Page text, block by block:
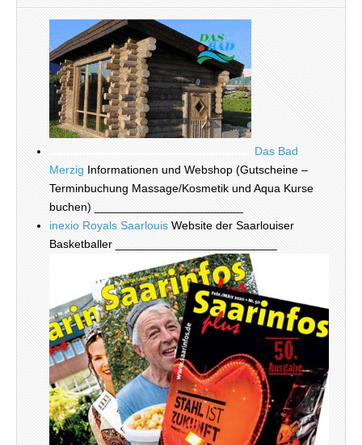
Das Bad
Merzig Informationen und Webshop (Gutscheine –
Terminbuchung Massage/Kosmetik und Aqua Kurse
buchen) _______________________
inexio Royals Saarlouis Website der Saarlouiser
Basketballer _________________________